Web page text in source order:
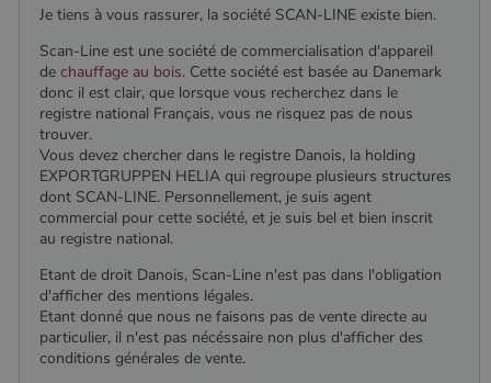
Je tiens à vous rassurer, la société SCAN-LINE existe bien.
Scan-Line est une société de commercialisation d'appareil
de chauffage au bois. Cette société est basée au Danemark
donc il est clair, que lorsque vous recherchez dans le
registre national Français, vous ne risquez pas de nous
trouver.
Vous devez chercher dans le registre Danois, la holding
EXPORTGRUPPEN HELIA qui regroupe plusieurs structures
dont SCAN-LINE. Personnellement, je suis agent
commercial pour cette société, et je suis bel et bien inscrit
au registre national.
Etant de droit Danois, Scan-Line n'est pas dans l'obligation
d'afficher des mentions légales.
Etant donné que nous ne faisons pas de vente directe au
particulier, il n'est pas nécéssaire non plus d'afficher des
conditions générales de vente.